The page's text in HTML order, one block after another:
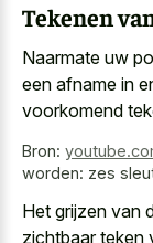
Tekenen
Naarmate uw
een afname in
voorkomend
Bron:
worden: zes
Het grijzen van
zichtbaar teken